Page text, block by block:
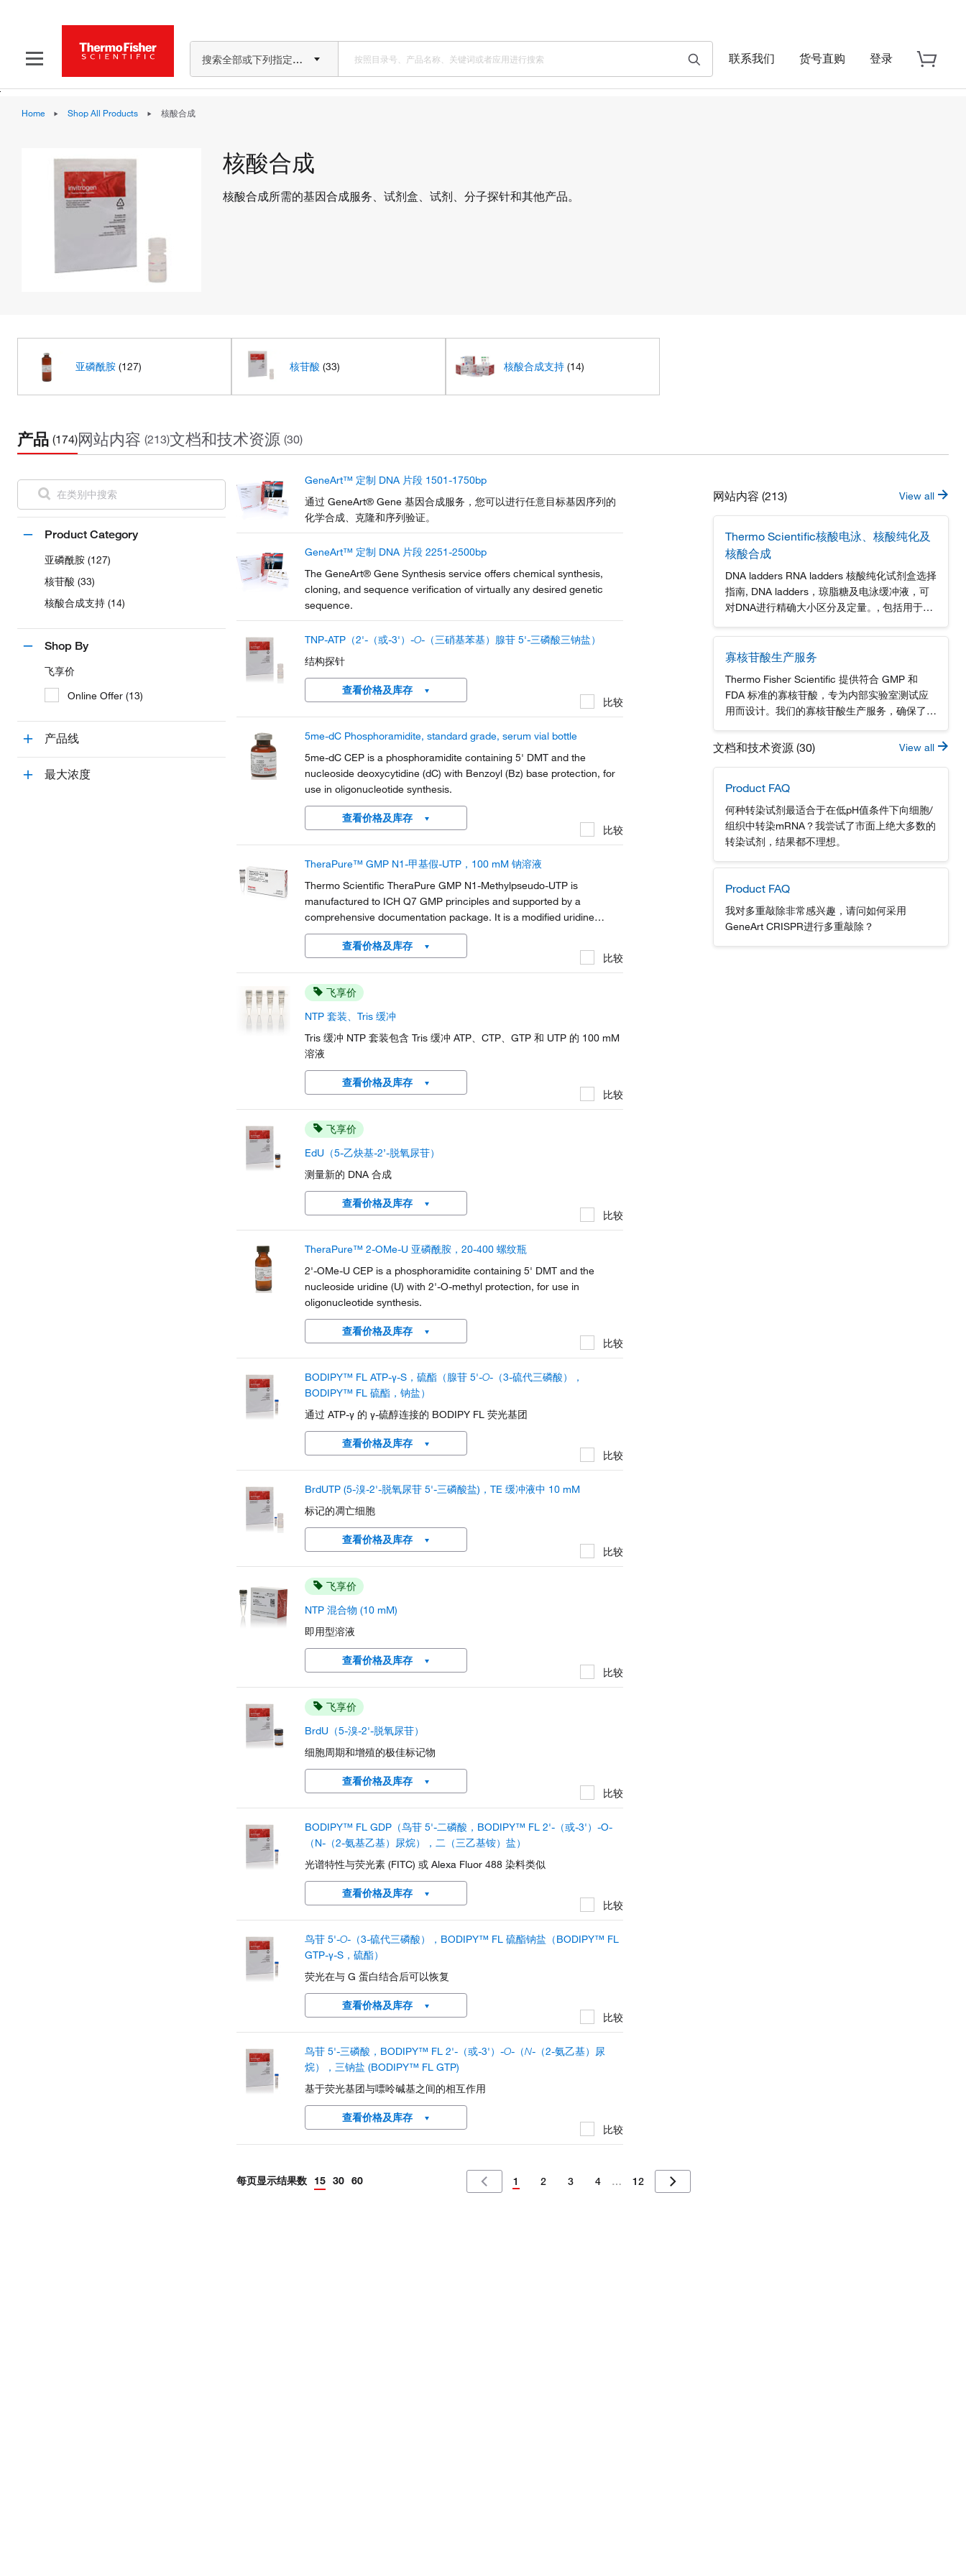
搜索全部或下列指定分类 联系我们 货号直购 登录
Home Shop All Products 核酸合成
核酸合成
核酸合成所需的基因合成服务、试剂盒、试剂、分子探针和其他产品。
亚磷酰胺 (127) 核苷酸 (33) 核酸合成支持 (14)
产品 (174)网站内容 (213)文档和技术资源 (30)
Product Category
亚磷酰胺 (127)
核苷酸 (33)
核酸合成支持 (14)
Shop By
飞享价
Online Offer (13)
产品线
最大浓度
GeneArt™ 定制 DNA 片段 1501-1750bp
通过 GeneArt® Gene 基因合成服务，您可以进行任意目标基因序列的
化学合成、克隆和序列验证。
GeneArt™ 定制 DNA 片段 2251-2500bp
The GeneArt® Gene Synthesis service offers chemical synthesis,
cloning, and sequence verification of virtually any desired genetic
sequence.
TNP-ATP（2'-（或-3'）-O-（三硝基苯基）腺苷 5'-三磷酸三钠盐）
结构探针
查看价格及库存
比较
5me-dC Phosphoramidite, standard grade, serum vial bottle
5me-dC CEP is a phosphoramidite containing 5' DMT and the
nucleoside deoxycytidine (dC) with Benzoyl (Bz) base protection, for
use in oligonucleotide synthesis.
查看价格及库存
比较
TheraPure™ GMP N1-甲基假-UTP，100 mM 钠溶液
Thermo Scientific TheraPure GMP N1-Methylpseudo-UTP is
manufactured to ICH Q7 GMP principles and supported by a
comprehensive documentation package. It is a modified uridine
triphosphate (UTP) nucleotide designed specifically for the
development and manufacturing of mRNA therapeutics and vaccines.
查看价格及库存
比较
飞享价
NTP 套装、Tris 缓冲
Tris 缓冲 NTP 套装包含 Tris 缓冲 ATP、CTP、GTP 和 UTP 的 100 mM
溶液
查看价格及库存
比较
飞享价
EdU（5-乙炔基-2’-脱氧尿苷）
测量新的 DNA 合成
查看价格及库存
比较
TheraPure™ 2-OMe-U 亚磷酰胺，20-400 螺纹瓶
2'-OMe-U CEP is a phosphoramidite containing 5' DMT and the
nucleoside uridine (U) with 2'-O-methyl protection, for use in
oligonucleotide synthesis.
查看价格及库存
比较
BODIPY™ FL ATP-γ-S，硫酯（腺苷 5'-O-（3-硫代三磷酸），
BODIPY™ FL 硫酯，钠盐）
通过 ATP-γ 的 γ-硫醇连接的 BODIPY FL 荧光基团
查看价格及库存
比较
BrdUTP (5-溴-2'-脱氧尿苷 5'-三磷酸盐)，TE 缓冲液中 10 mM
标记的凋亡细胞
查看价格及库存
比较
飞享价
NTP 混合物 (10 mM)
即用型溶液
查看价格及库存
比较
飞享价
BrdU（5-溴-2'-脱氧尿苷）
细胞周期和增殖的极佳标记物
查看价格及库存
比较
BODIPY™ FL GDP（鸟苷 5'-二磷酸，BODIPY™ FL 2'-（或-3'）-O-
（N-（2-氨基乙基）尿烷），二（三乙基铵）盐）
光谱特性与荧光素 (FITC) 或 Alexa Fluor 488 染料类似
查看价格及库存
比较
鸟苷 5'-O-（3-硫代三磷酸），BODIPY™ FL 硫酯钠盐（BODIPY™ FL
GTP-γ-S，硫酯）
荧光在与 G 蛋白结合后可以恢复
查看价格及库存
比较
鸟苷 5'-三磷酸，BODIPY™ FL 2'-（或-3'）-O-（N-（2-氨乙基）尿
烷），三钠盐 (BODIPY™ FL GTP)
基于荧光基团与嘌呤碱基之间的相互作用
查看价格及库存
比较
每页显示结果数 15 30 60 1 2 3 4 … 12
网站内容 (213) View all
Thermo Scientific核酸电泳、核酸纯化及
核酸合成
DNA ladders RNA ladders 核酸纯化试剂盒选择
指南, DNA ladders，琼脂糖及电泳缓冲液，可
对DNA进行精确大小区分及定量。, 包括用于在
定量的RNA ladders，电泳缓冲液及琼脂糖。,
核酸纯化试剂盒：从不同来源的样本中纯化出高
Phosphoramidites集合了我们在保护化学、大
规模制造及创新性纯化方法中的专业经验。, 在
我们的 分子生物学资源库 中查找视频、在线讲
座、精品文章及工具 忘掉那些琼脂糖粉末吧！
——Thermo Scientific...
寡核苷酸生产服务
Thermo Fisher Scientific 提供符合 GMP 和
FDA 标准的寡核苷酸，专为内部实验室测试应
用而设计。我们的寡核苷酸生产服务，确保了产
适用于体外诊断制造商、CLIA 监管的临床实验
室或提供分析结果的组织机构。选择我们的寡核
了解更多信息，请访问我们的网站或联系我们的
客服。
文档和技术资源 (30) View all
Product FAQ
何种转染试剂最适合于在低pH值条件下向细胞/
组织中转染mRNA？我尝试了市面上绝大多数的
转染试剂，结果都不理想。
Product FAQ
我对多重敲除非常感兴趣，请问如何采用
GeneArt CRISPR进行多重敲除？